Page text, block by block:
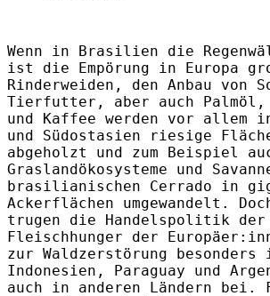
Wenn in Brasilien die
ist die Empörung in Europa
Rinderweiden, den Anbau von
Tierfutter, aber auch Palmöl,
und Kaffee werden vor allem
und Südostasien riesige
abgeholzt und zum Beispiel
Graslandökosysteme und
brasilianischen Cerrado in
Ackerflächen umgewandelt.
trugen die Handelspolitik der
Fleischhunger der
zur Waldzerstörung
Indonesien, Paraguay und
auch in anderen Ländern bei.